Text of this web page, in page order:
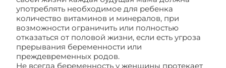
употреблять необходимое для ребенка
количество витаминов и минералов, при
возможности ограничить или полностью
отказаться от половой жизни, если есть угроза
прерывания беременности или
преждевременных родов.
Не всегда беременность у женщины протекает